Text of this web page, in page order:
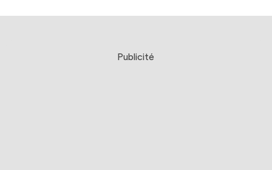
Publicité